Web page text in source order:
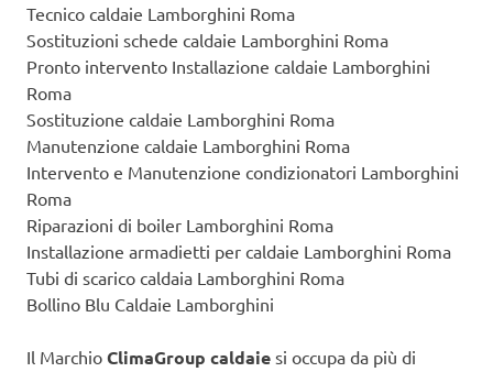
Tecnico caldaie Lamborghini Roma
Sostituzioni schede caldaie Lamborghini Roma
Pronto intervento Installazione caldaie Lamborghini
Roma
Sostituzione caldaie Lamborghini Roma
Manutenzione caldaie Lamborghini Roma
Intervento e Manutenzione condizionatori Lamborghini
Roma
Riparazioni di boiler Lamborghini Roma
Installazione armadietti per caldaie Lamborghini Roma
Tubi di scarico caldaia Lamborghini Roma
Bollino Blu Caldaie Lamborghini
Il Marchio ClimaGroup caldaie si occupa da più di